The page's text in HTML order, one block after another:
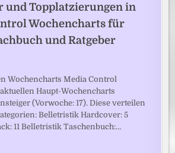
und Topplatzierungen in
Wochencharts für
und Ratgeber
Wochencharts Media Control
Haupt-Wochencharts
(Vorwoche: 17). Diese verteilen
Belletristik Hardcover: 5
11 Belletristik Taschenbuch:…